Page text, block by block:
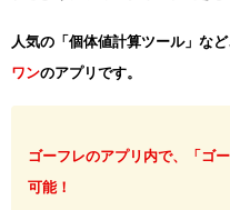
人気の「個体値計算ツール」な
ワンのアプリです。
ゴーフレのアプリ内で、「ゴ
可能！